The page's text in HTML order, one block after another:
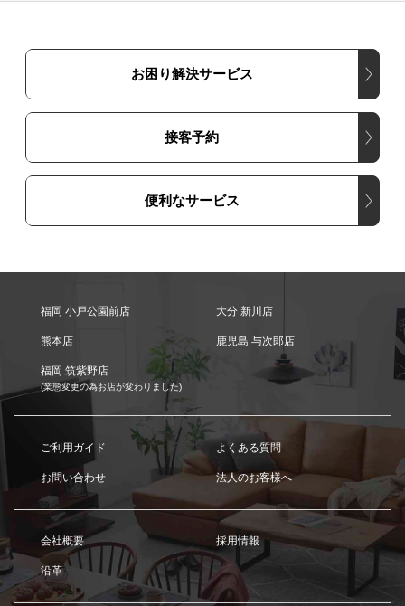
お困り解決サービス
接客予約
便利なサービス
福岡 小戸公園前店 大分 新川店
熊本店 鹿児島 与次郎店
福岡 筑紫野店
(業態変更の為お店が変わりました)
ご利用ガイド よくある質問
お問い合わせ 法人のお客様へ
会社概要 採用情報
沿革